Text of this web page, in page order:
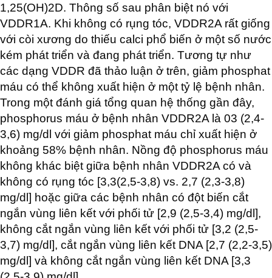
1,25(OH)2D. Thông số sau phân biệt nó với
VDDR1A. Khi không có rụng tóc, VDDR2A rất giống
với còi xương do thiếu calci phổ biến ở một số nước
kém phát triển và đang phát triển. Tương tự như
các dạng VDDR đã thảo luận ở trên, giảm phosphat
máu có thể không xuất hiện ở một tỷ lệ bệnh nhân.
Trong một đánh giá tổng quan hệ thống gần đây,
phosphorus máu ở bệnh nhân VDDR2A là 03 (2,4-
3,6) mg/dl với giảm phosphat máu chỉ xuất hiện ở
khoảng 58% bệnh nhân. Nồng độ phosphorus máu
không khác biệt giữa bệnh nhân VDDR2A có và
không có rụng tóc [3,3(2,5-3,8) vs. 2,7 (2,3-3,8)
mg/dl] hoặc giữa các bệnh nhân có đột biến cắt
ngắn vùng liên kết với phối tử [2,9 (2,5-3,4) mg/dl],
không cắt ngắn vùng liên kết với phối tử [3,2 (2,5-
3,7) mg/dl], cắt ngắn vùng liên kết DNA [2,7 (2,2-3,5)
mg/dl] và không cắt ngắn vùng liên kết DNA [3,3